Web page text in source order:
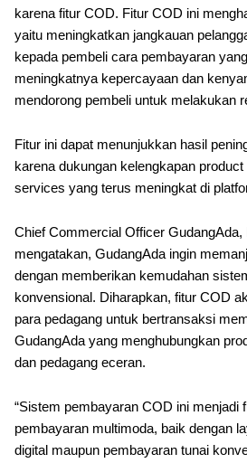
karena fitur COD. Fitur COD ini
yaitu meningkatkan jangkauan
kepada pembeli cara pembayaran
meningkatnya kepercayaan dan
mendorong pembeli untuk melakukan
Fitur ini dapat menunjukkan hasil
karena dukungan kelengkapan
services yang terus meningkat di
Chief Commercial Officer GudangAda,
mengatakan, GudangAda ingin
dengan memberikan kemudahan
konvensional. Diharapkan, fitur COD
para pedagang untuk bertransaksi
GudangAda yang menghubungkan
dan pedagang eceran.
“Sistem pembayaran COD ini menjadi
pembayaran multimoda, baik dengan
digital maupun pembayaran tunai